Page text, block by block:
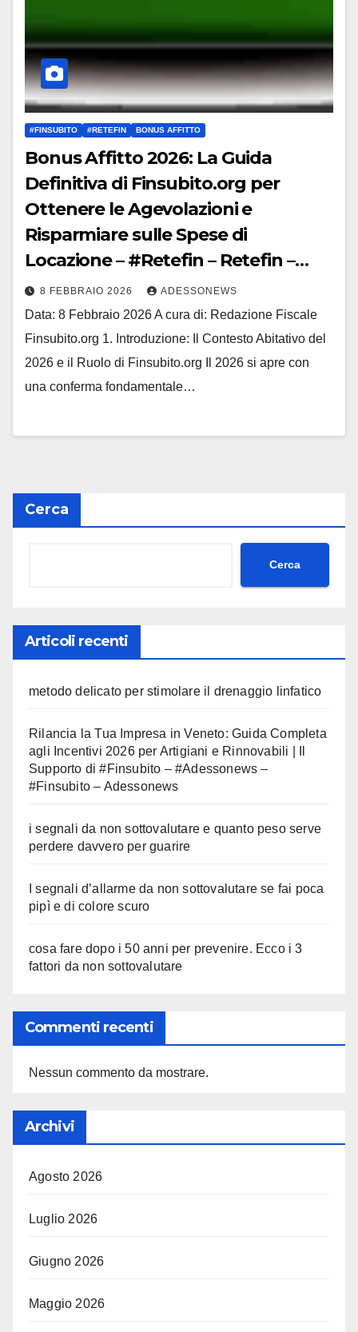
#FINSUBITO #RETEFIN BONUS AFFITTO
Bonus Affitto 2026: La Guida
Definitiva di Finsubito.org per
Ottenere le Agevolazioni e
Risparmiare sulle Spese di
Locazione – #Retefin – Retefin –
#Finsubito – Finsubito –
#Adessonews – #Adessonews –
#Finsubito – Adessonews
8 FEBBRAIO 2026 ADESSONEWS
Data: 8 Febbraio 2026 A cura di: Redazione Fiscale
Finsubito.org 1. Introduzione: Il Contesto Abitativo del
2026 e il Ruolo di Finsubito.org Il 2026 si apre con
una conferma fondamentale…
Cerca
Cerca
Articoli recenti
metodo delicato per stimolare il drenaggio linfatico
Rilancia la Tua Impresa in Veneto: Guida Completa
agli Incentivi 2026 per Artigiani e Rinnovabili | Il
Supporto di #Finsubito – #Adessonews –
#Finsubito – Adessonews
i segnali da non sottovalutare e quanto peso serve
perdere davvero per guarire
I segnali d’allarme da non sottovalutare se fai poca
pipì e di colore scuro
cosa fare dopo i 50 anni per prevenire. Ecco i 3
fattori da non sottovalutare
Commenti recenti
Nessun commento da mostrare.
Archivi
Agosto 2026
Luglio 2026
Giugno 2026
Maggio 2026